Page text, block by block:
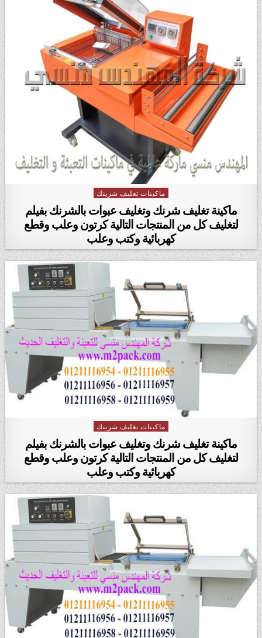
Posted in
ماكينات تغليف شرينك
ماكينة تغليف شرنك وتغليف عبوات بالشرنك بفيلم
لتغليف كل من المنتجات التالية كرتون وعلب وقطع
كهربائية وكتب وعلب
Posted in
ماكينات تغليف شرينك
ماكينة تغليف شرنك وتغليف عبوات بالشرنك بفيلم
لتغليف كل من المنتجات التالية كرتون وعلب وقطع
كهربائية وكتب وعلب